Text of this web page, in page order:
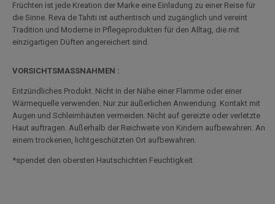
Früchten ist jede Kreation der Marke eine Einladung zu einer Reise für
die Sinne. Reva de Tahiti ist authentisch und zugänglich und vereint
Tradition und Moderne in Pflegeprodukten für den Alltag, die mit
einzigartigen Düften angereichert sind.
VORSICHTSMASSNAHMEN :
Entzündliches Produkt. Nicht in der Nähe einer Flamme oder einer
Wärmequelle verwenden. Nur zur äußerlichen Anwendung. Kontakt mit
Augen und Schleimhäuten vermeiden. Nicht auf gereizte oder verletzte
Haut auftragen. Außerhalb der Reichweite von Kindern aufbewahren. An
einem trockenen, lichtgeschützten Ort aufbewahren.
*spendet den obersten Hautschichten Feuchtigkeit